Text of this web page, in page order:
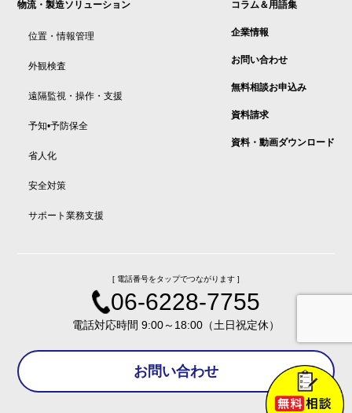
物流・製造ソリューション
位置・情報管理
外観検査
遠隔監視・操作・支援
予知•予防保全
省人化
安全対策
サポート業務支援
コラム＆用語集
企業情報
お問い合わせ
無料相談お申込み
資料請求
資料・動画ダウンロード
[ 電話番号をタップでつながります ]
06-6228-7755
電話対応時間 9:00～18:00（土日祝定休）
お問い合わせ